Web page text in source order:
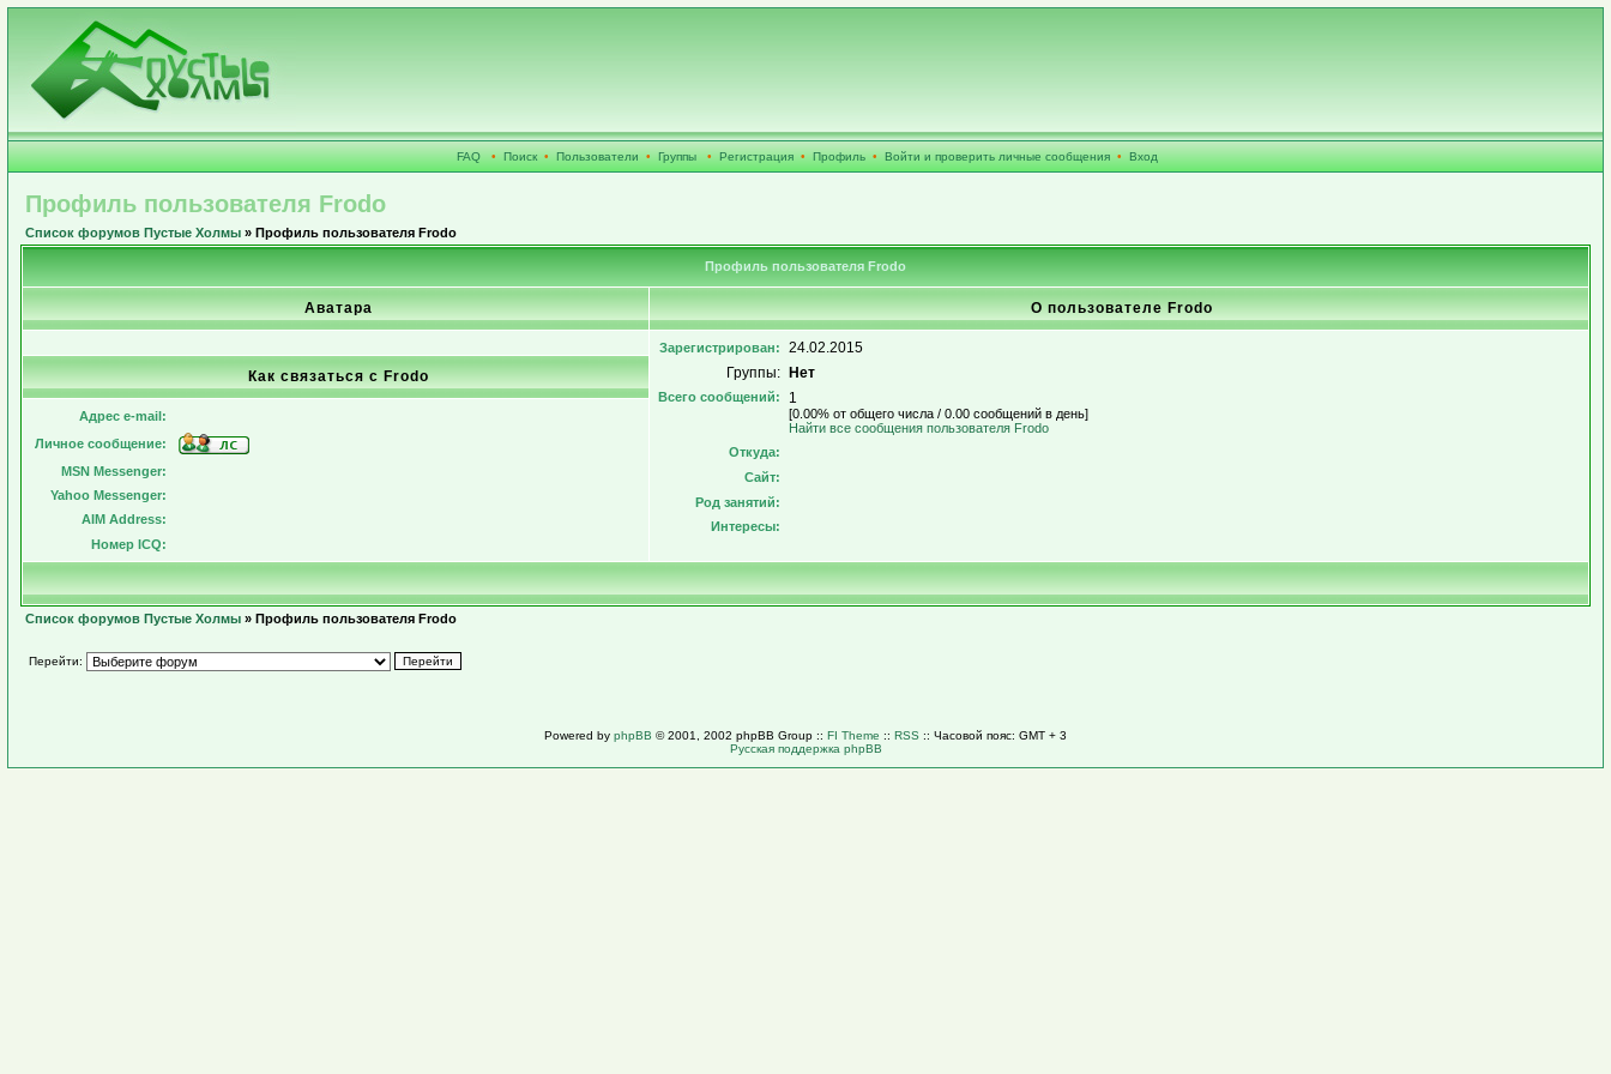
FAQ • Поиск • Пользователи • Группы • Регистрация • Профиль • Войти и проверить личные сообщения • Вход
Профиль пользователя Frodo
Список форумов Пустые Холмы » Профиль пользователя Frodo
Профиль пользователя Frodo
Аватара О пользователе Frodo
Зарегистрирован:
24.02.2015
Группы:
Нет
Всего сообщений: 1
[0.00% от общего числа / 0.00 сообщений в день]
Найти все сообщения пользователя Frodo
Откуда:
Сайт:
Род занятий:
Интересы:
Как связаться с Frodo
Адрес e-mail:
Личное сообщение:
MSN Messenger:
Yahoo Messenger:
AIM Address:
Номер ICQ:
Список форумов Пустые Холмы » Профиль пользователя Frodo
Перейти:
Powered by phpBB © 2001, 2002 phpBB Group :: FI Theme :: RSS :: Часовой пояс: GMT + 3
Русская поддержка phpBB